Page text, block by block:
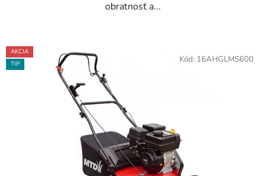
obratnosť a...
AKCIA
TIP
Kód: 16AHGLMS600